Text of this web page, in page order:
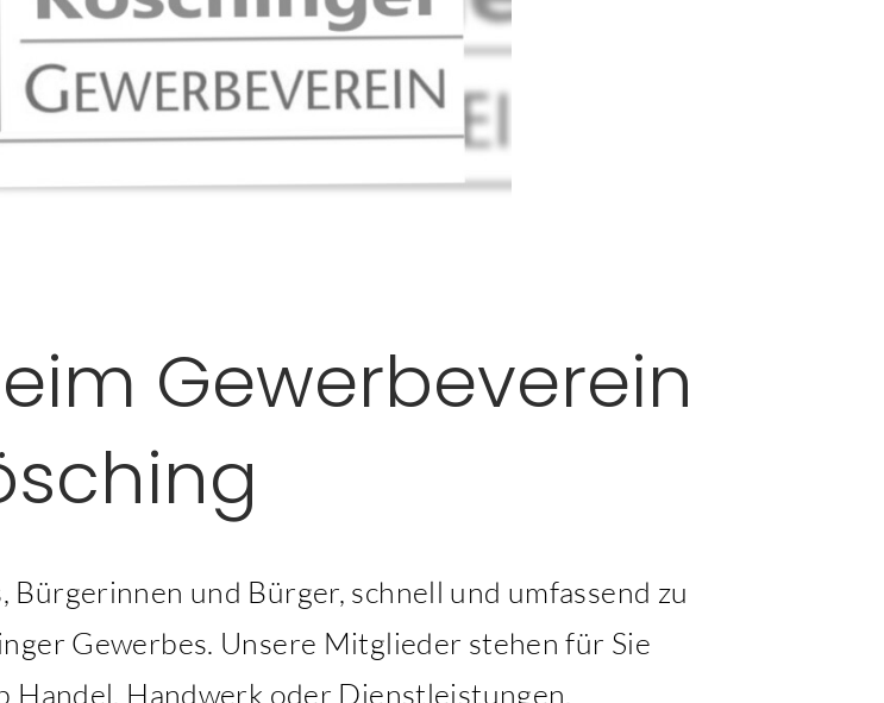
Gewerbeverein
Bürgerinnen und Bürger, schnell und umfassend zu
Gewerbes. Unsere Mitglieder stehen für Sie
Handel, Handwerk oder Dienstleistungen.